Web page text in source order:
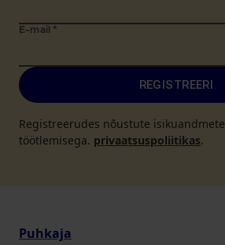
E-mail *
REGISTREERI
Registreerudes nõustute isikuandmete
töötlemisega. privaatsuspoliitikas.
Puhkaja